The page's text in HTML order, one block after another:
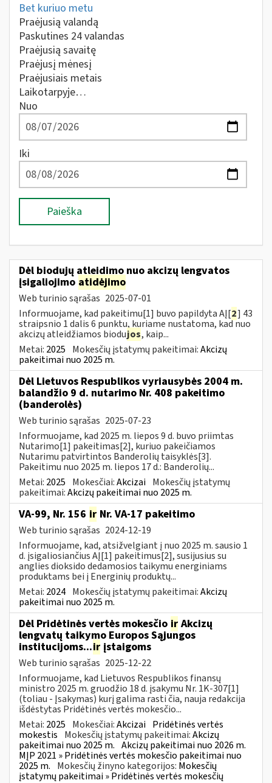
Bet kuriuo metu
Praėjusią valandą
Paskutines 24 valandas
Praėjusią savaitę
Praėjusį mėnesį
Praėjusiais metais
Laikotarpyje…
Nuo
Iki
Paieška
Dėl biodujų atleidimo nuo akcizų lengvatos
įsigaliojimo atidėjimo
Web turinio sąrašas 2025-07-01
Informuojame, kad pakeitimu[1] buvo papildyta AĮ[2] 43
straipsnio 1 dalis 6 punktu, kuriame nustatoma, kad nuo
akcizų atleidžiamos biodujos, kaip...
Metai: 2025 Mokesčių įstatymų pakeitimai:Akcizų
pakeitimai nuo 2025 m.
Dėl Lietuvos Respublikos vyriausybės 2004 m.
balandžio 9 d. nutarimo Nr. 408 pakeitimo
(banderolės)
Web turinio sąrašas 2025-07-23
Informuojame, kad 2025 m. liepos 9 d. buvo priimtas
Nutarimo[1] pakeitimas[2], kuriuo pakeičiamos
Nutarimu patvirtintos Banderolių taisyklės[3].
Pakeitimu nuo 2025 m. liepos 17 d.: Banderolių...
Metai: 2025 Mokesčiai:Akcizai Mokesčių įstatymų
pakeitimai:Akcizų pakeitimai nuo 2025 m.
VA-99, Nr. 156 ir Nr. VA-17 pakeitimo
Web turinio sąrašas 2024-12-19
Informuojame, kad, atsižvelgiant į nuo 2025 m. sausio 1
d. įsigaliosiančius AĮ[1] pakeitimus[2], susijusius su
anglies dioksido dedamosios taikymu energiniams
produktams bei į Energinių produktų...
Metai: 2024 Mokesčių įstatymų pakeitimai:Akcizų
pakeitimai nuo 2025 m.
Dėl Pridėtinės vertės mokesčio ir Akcizų
lengvatų taikymo Europos Sąjungos
institucijoms...ir įstaigoms
Web turinio sąrašas 2025-12-22
Informuojame, kad Lietuvos Respublikos finansų
ministro 2025 m. gruodžio 18 d. įsakymu Nr. 1K-307[1]
(toliau - Įsakymas) kurį galima rasti čia, nauja redakcija
išdėstytas Pridėtinės vertės mokesčio...
Metai: 2025 Mokesčiai:Akcizai Pridėtinės vertės
mokestis Mokesčių įstatymų pakeitimai:Akcizų
pakeitimai nuo 2025 m. Akcizų pakeitimai nuo 2026 m.
MĮP 2021 » Pridėtinės vertės mokesčio pakeitimai nuo
2025 m. Mokesčių žinyno kategorijos: Mokesčių
įstatymų pakeitimai » Pridėtinės vertės mokesčių